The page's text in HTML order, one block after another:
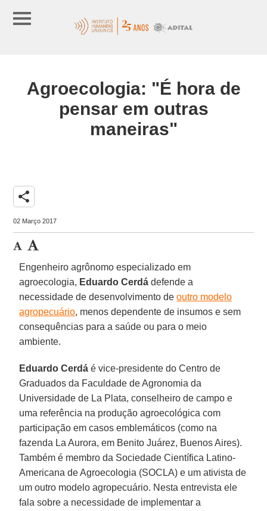
Agroecologia: "É hora de
pensar em outras
maneiras"
share
02 Março 2017
Engenheiro agrônomo especializado em
agroecologia, Eduardo Cerdá defende a
necessidade de desenvolvimento deoutro modelo
agropecuário, menos dependente de insumos e sem
consequências para a saúde ou para o meio
ambiente.
Eduardo Cerdá é vice-presidente do Centro de
Graduados da Faculdade de Agronomia da
Universidade de La Plata, conselheiro de campo e
uma referência na produção agroecológica com
participação em casos emblemáticos (como na
fazenda La Aurora, em Benito Juárez, Buenos Aires).
Também é membro da Sociedade Científica Latino-
Americana de Agroecologia (SOCLA) e um ativista de
um outro modelo agropecuário. Nesta entrevista ele
fala sobre a necessidade de implementar a